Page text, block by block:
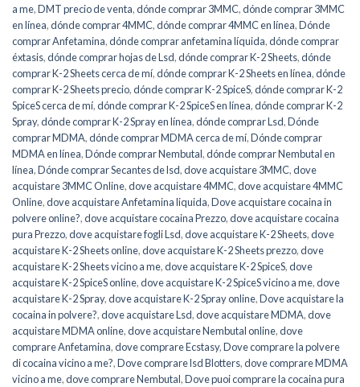
a me,DMT precio de venta,dónde comprar 3MMC,dónde comprar 3MMC
en línea,dónde comprar 4MMC,dónde comprar 4MMC en línea,Dónde
comprar Anfetamina,dónde comprar anfetamina líquida,dónde comprar
éxtasis,dónde comprar hojas de Lsd,dónde comprar K-2 Sheets,dónde
comprar K-2 Sheets cerca de mí,dónde comprar K-2 Sheets en línea,dónde
comprar K-2 Sheets precio,dónde comprar K-2 SpiceS,dónde comprar K-2
SpiceS cerca de mí,dónde comprar K-2 SpiceS en línea,dónde comprar K-2
Spray,dónde comprar K-2 Spray en línea,dónde comprar Lsd,Dónde
comprar MDMA,dónde comprar MDMA cerca de mí,Dónde comprar
MDMA en línea,Dónde comprar Nembutal,dónde comprar Nembutal en
línea,Dónde comprar Secantes de lsd,dove acquistare 3MMC,dove
acquistare 3MMC Online,dove acquistare 4MMC,dove acquistare 4MMC
Online,dove acquistare Anfetamina liquida,Dove acquistare cocaina in
polvere online?,dove acquistare cocaina Prezzo,dove acquistare cocaina
pura Prezzo,dove acquistare fogli Lsd,dove acquistare K-2 Sheets,dove
acquistare K-2 Sheets online,dove acquistare K-2 Sheets prezzo,dove
acquistare K-2 Sheets vicino a me,dove acquistare K-2 SpiceS,dove
acquistare K-2 SpiceS online,dove acquistare K-2 SpiceS vicino a me,dove
acquistare K-2 Spray,dove acquistare K-2 Spray online,Dove acquistare la
cocaina in polvere?,dove acquistare Lsd,dove acquistare MDMA,dove
acquistare MDMA online,dove acquistare Nembutal online,dove
comprare Anfetamina,dove comprare Ecstasy,Dove comprare la polvere
di cocaina vicino a me?,Dove comprare lsd Blotters,dove comprare MDMA
vicino a me,dove comprare Nembutal,Dove puoi comprare la cocaina pura